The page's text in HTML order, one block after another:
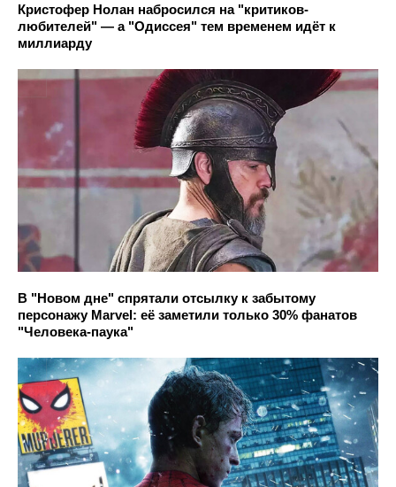
Кристофер Нолан набросился на "критиков-
любителей" — а "Одиссея" тем временем идёт к
миллиарду
В "Новом дне" спрятали отсылку к забытому
персонажу Marvel: её заметили только 30% фанатов
"Человека-паука"